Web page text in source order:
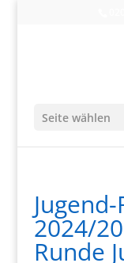
Seite wählen
2024/
Runde